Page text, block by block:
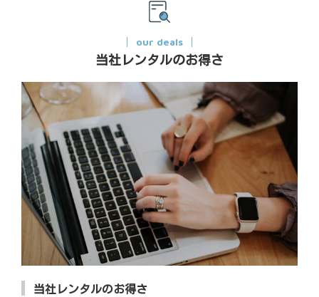
our deals
当社レンタルのお得さ
当社レンタルのお得さ